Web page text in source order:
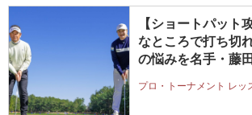
【ショートパット
なところで打ち切
の悩みを名手・藤
プロ・トーナメント レッ